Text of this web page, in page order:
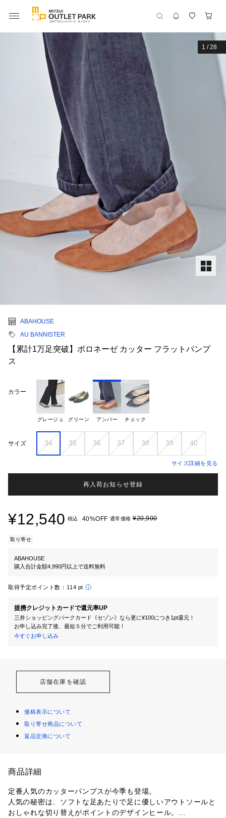
1 /28
ABAHOUSE
AU BANNISTER
【累計1万足突破】ボロネーゼ カッター フラットパンプ
ス
カラー
グレージュ グリーン アンバー チェック
サイズ 34 35 36 37 38 39 40
サイズ詳細を見る
再入荷お知らせ登録
¥12,540 税込 40%OFF 通常価格 ¥20,900
取り寄せ
ABAHOUSE
購入合計金額4,990円以上で送料無料
取得予定ポイント数： 114 pt
提携クレジットカードで還元率UP
三井ショッピングパークカード《セゾン》なら更に¥100につき1pt還元！
お申し込み完了後、最短５分でご利用可能！
今すぐお申し込み
店舗在庫を確認
価格表示について
取り寄せ商品について
返品交換について
商品詳細
定番人気のカッターパンプスが今季も登場。
人気の秘密は、ソフトな足あたりで足に優しいアウトソールと
おしゃれな切り替えがポイントのデザインヒール。